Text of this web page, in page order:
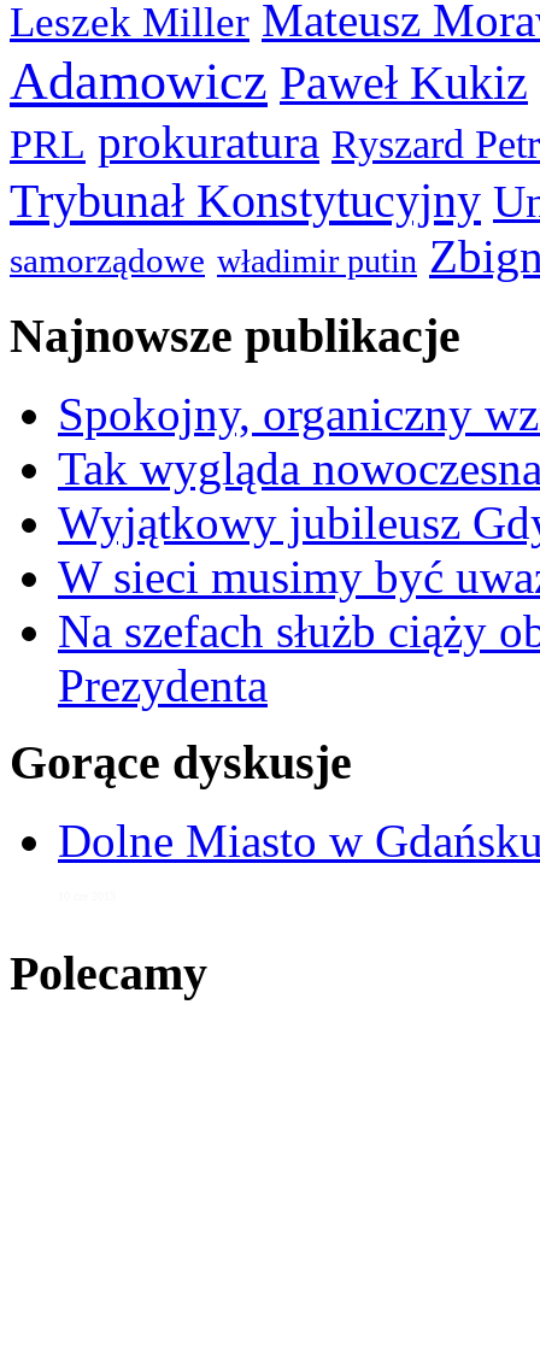
Leszek Miller Mateusz
Adamowicz Paweł Kukiz
PRL prokuratura Ryszard
Trybunał Konstytucyjny
samorządowe władimir putin
Najnowsze publikacje
Spokojny, organiczny
Tak wygląda
Wyjątkowy jubileusz
W sieci musimy być
Na szefach służb ciąży
Prezydenta
Gorące dyskusje
Dolne Miasto w
Polecamy